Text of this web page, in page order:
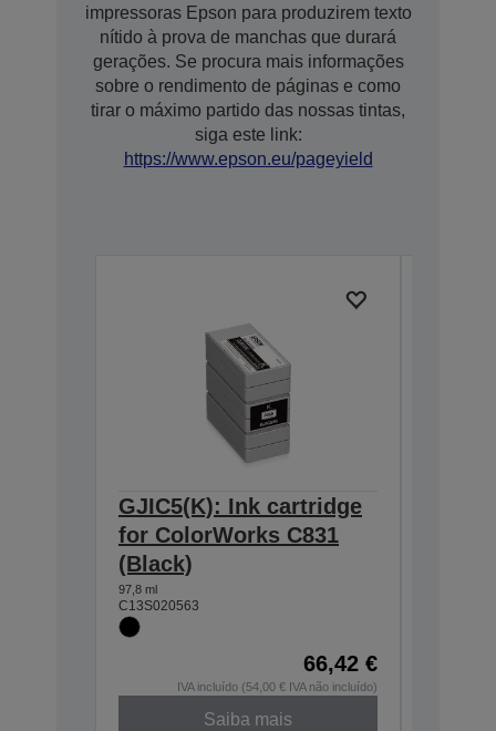
impressoras Epson para produzirem texto
nítido à prova de manchas que durará
gerações. Se procura mais informações
sobre o rendimento de páginas e como
tirar o máximo partido das nossas tintas,
siga este link:
https://www.epson.eu/pageyield
GJIC5(K): Ink cartridge
for ColorWorks C831
(Black)
97,8 ml
C13S020563
66,42 €
IVA incluído (54,00 € IVA não incluído)
Saiba mais